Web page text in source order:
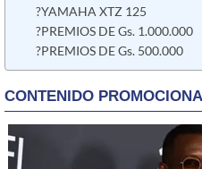
?YAMAHA XTZ 125
?PREMIOS DE Gs. 1.000.000
?PREMIOS DE Gs. 500.000